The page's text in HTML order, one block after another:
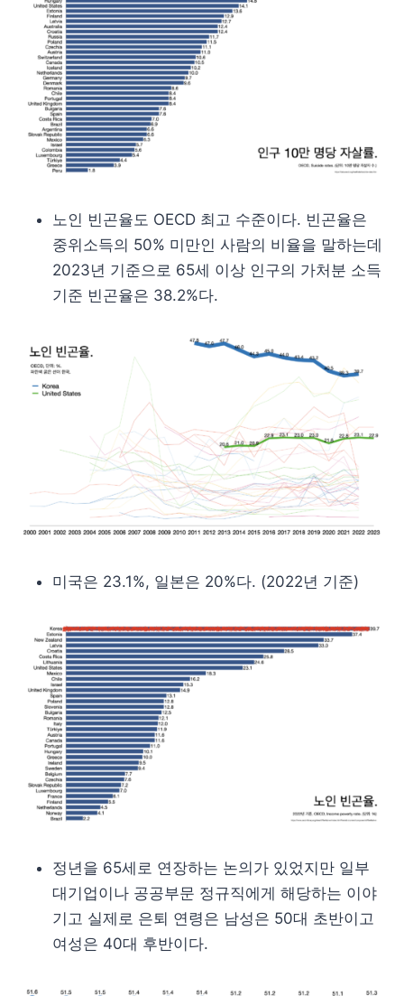
노인 빈곤율도 OECD 최고 수준이다. 빈곤율은
중위소득의 50% 미만인 사람의 비율을 말하는데
2023년 기준으로 65세 이상 인구의 가처분 소득
기준 빈곤율은 38.2%다.
미국은 23.1%, 일본은 20%다. (2022년 기준)
정년을 65세로 연장하는 논의가 있었지만 일부
대기업이나 공공부문 정규직에게 해당하는 이야
기고 실제로 은퇴 연령은 남성은 50대 초반이고
여성은 40대 후반이다.